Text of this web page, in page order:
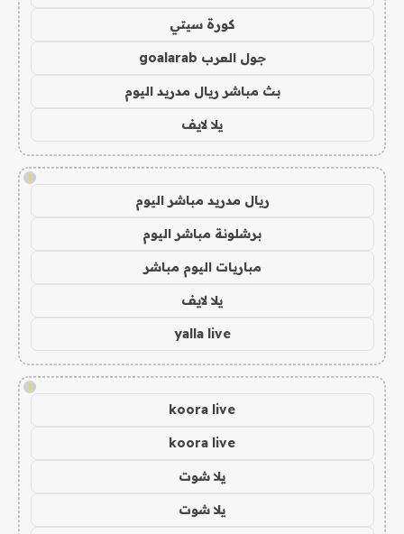
كورة سيتي
جول العرب goalarab
بث مباشر ريال مدريد اليوم
يلا لايف
!
ريال مدريد مباشر اليوم
برشلونة مباشر اليوم
مباريات اليوم مباشر
يلا لايف
yalla live
!
koora live
koora live
يلا شوت
يلا شوت